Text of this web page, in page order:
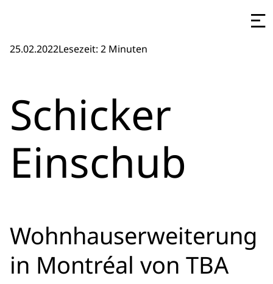
25.02.2022Lesezeit: 2 Minuten
Schicker
Einschub
Wohnhauserweiterung
in Montréal von TBA